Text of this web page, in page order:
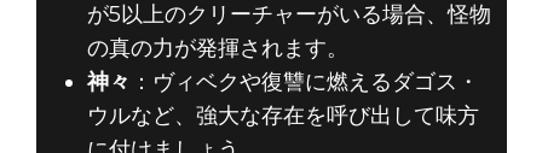
が5以上のクリーチャーがいる場合、怪物
の真の力が発揮されます。
神々 ：ヴィベクや復讐に燃えるダゴス・
ウルなど、強大な存在を呼び出して味方